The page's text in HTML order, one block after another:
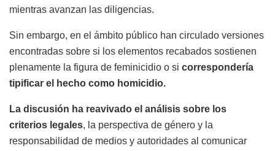
mientras avanzan las diligencias.
Sin embargo, en el ámbito público han circulado versiones
encontradas sobre si los elementos recabados sostienen
plenamente la figura de feminicidio o si correspondería
tipificar el hecho como homicidio.
La discusión ha reavivado el análisis sobre los
criterios legales, la perspectiva de género y la
responsabilidad de medios y autoridades al comunicar